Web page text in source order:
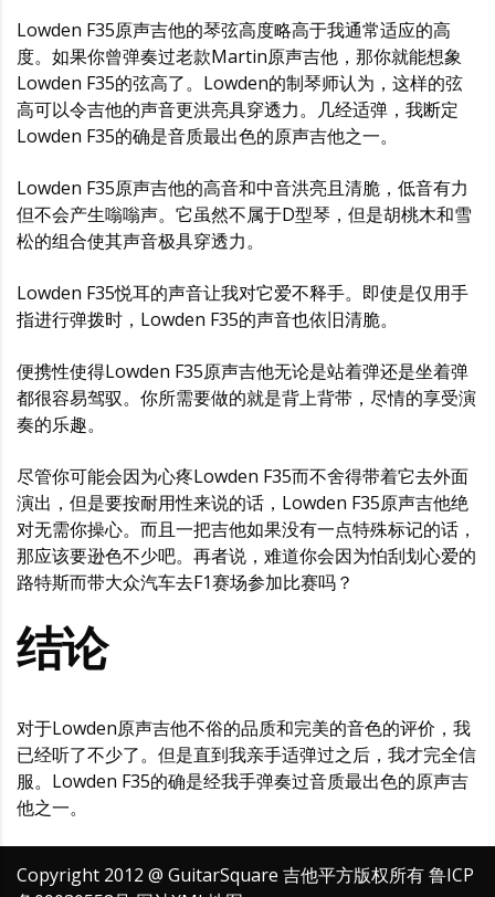
Lowden F35原声吉他的琴弦高度略高于我通常适应的高
度。如果你曾弹奏过老款Martin原声吉他，那你就能想象
Lowden F35的弦高了。Lowden的制琴师认为，这样的弦
高可以令吉他的声音更洪亮具穿透力。几经适弹，我断定
Lowden F35的确是音质最出色的原声吉他之一。
Lowden F35原声吉他的高音和中音洪亮且清脆，低音有力
但不会产生嗡嗡声。它虽然不属于D型琴，但是胡桃木和雪
松的组合使其声音极具穿透力。
Lowden F35悦耳的声音让我对它爱不释手。即使是仅用手
指进行弹拨时，Lowden F35的声音也依旧清脆。
便携性使得Lowden F35原声吉他无论是站着弹还是坐着弹
都很容易驾驭。你所需要做的就是背上背带，尽情的享受演
奏的乐趣。
尽管你可能会因为心疼Lowden F35而不舍得带着它去外面
演出，但是要按耐用性来说的话，Lowden F35原声吉他绝
对无需你操心。而且一把吉他如果没有一点特殊标记的话，
那应该要逊色不少吧。再者说，难道你会因为怕刮划心爱的
路特斯而带大众汽车去F1赛场参加比赛吗？
结论
对于Lowden原声吉他不俗的品质和完美的音色的评价，我
已经听了不少了。但是直到我亲手适弹过之后，我才完全信
服。Lowden F35的确是经我手弹奏过音质最出色的原声吉
他之一。
Copyright 2012 @ GuitarSquare 吉他平方版权所有鲁ICP